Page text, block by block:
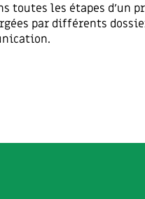
toutes les étapes d’un
par différents